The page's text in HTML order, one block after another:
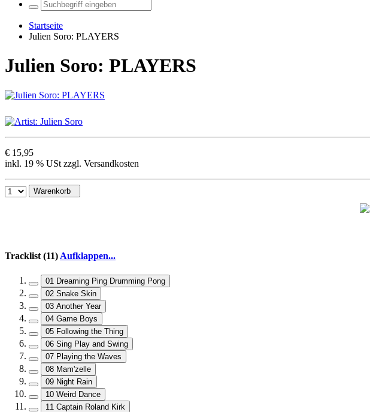
Startseite
Julien Soro: PLAYERS
Julien Soro: PLAYERS
€ 15,95
inkl. 19 % USt zzgl. Versandkosten
Warenkorb
Tracklist (11)Aufklappen...
01 Dreaming Ping Drumming Pong
02 Snake Skin
03 Another Year
04 Game Boys
05 Following the Thing
06 Sing Play and Swing
07 Playing the Waves
08 Mam'zelle
09 Night Rain
10 Weird Dance
11 Captain Roland Kirk